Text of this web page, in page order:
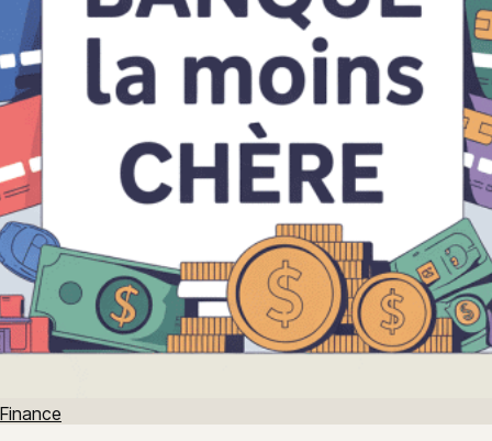
Finance